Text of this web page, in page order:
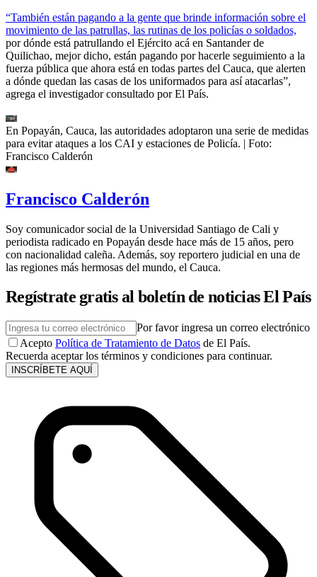
“También están pagando a la gente que brinde información sobre el
movimiento de las patrullas, las rutinas de los policías o soldados,
por dónde está patrullando el Ejército acá en Santander de
Quilichao, mejor dicho, están pagando por hacerle seguimiento a la
fuerza pública que ahora está en todas partes del Cauca, que alerten
a dónde quedan las casas de los uniformados para así atacarlas”,
agrega el investigador consultado por El País.
En Popayán, Cauca, las autoridades adoptaron una serie de medidas
para evitar ataques a los CAI y estaciones de Policía. | Foto:
Francisco Calderón
Francisco Calderón
Soy comunicador social de la Universidad Santiago de Cali y
periodista radicado en Popayán desde hace más de 15 años, pero
con nacionalidad caleña. Además, soy reportero judicial en una de
las regiones más hermosas del mundo, el Cauca.
Regístrate gratis al boletín de noticias El País
Por favor ingresa un correo electrónico
Acepto Política de Tratamiento de Datos de El País.
Recuerda aceptar los términos y condiciones para continuar.
INSCRÍBETE AQUÍ